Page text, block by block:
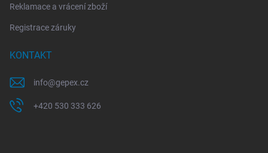
Reklamace a vrácení zboží
Registrace záruky
KONTAKT
info@gepex.cz
+420 530 333 626